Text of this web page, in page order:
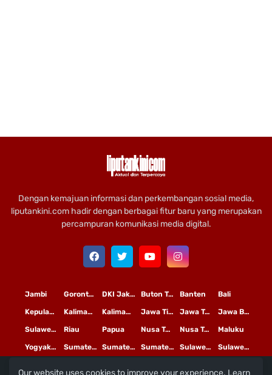
Dengan kemajuan informasi dan perkembangan sosial media,
liputankini.com hadir dengan berbagai fitur baru yang merupakan
percampuran komunikasi media digital.
Bali
Banten
Buton Tengah
DKI Jakarta
Gorontalo
Jambi
Jawa Barat
Jawa Tengah
Jawa Timur
Kalimantan Tengah
Kalimantan Timur
Kepulauan Riau
Maluku
Nusa Tenggara Barat
Nusa Tenggara Timur
Papua
Riau
Sulawesi Selatan
Sulawesi Tengah
Sulawesi Utara
Sumatera Barat
Sumatera Selatan
Sumatera Utara
Yogyakarta
Our website uses cookies to improve your experience. Learn